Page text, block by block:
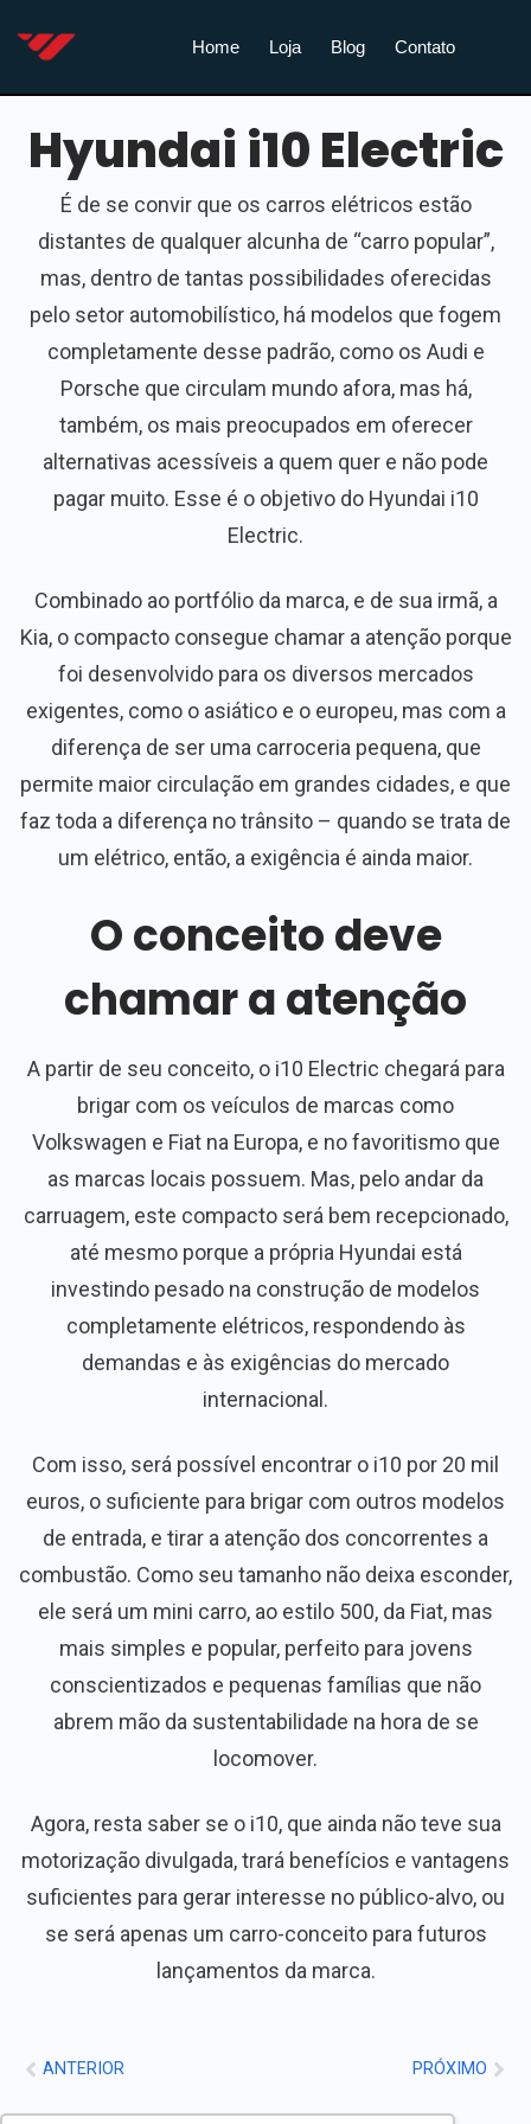
Home Loja Blog Contato
Hyundai i10 Electric
É de se convir que os carros elétricos estão
distantes de qualquer alcunha de “carro popular”,
mas, dentro de tantas possibilidades oferecidas
pelo setor automobilístico, há modelos que fogem
completamente desse padrão, como os Audi e
Porsche que circulam mundo afora, mas há,
também, os mais preocupados em oferecer
alternativas acessíveis a quem quer e não pode
pagar muito. Esse é o objetivo do Hyundai i10
Electric.
Combinado ao portfólio da marca, e de sua irmã, a
Kia, o compacto consegue chamar a atenção porque
foi desenvolvido para os diversos mercados
exigentes, como o asiático e o europeu, mas com a
diferença de ser uma carroceria pequena, que
permite maior circulação em grandes cidades, e que
faz toda a diferença no trânsito – quando se trata de
um elétrico, então, a exigência é ainda maior.
O conceito deve
chamar a atenção
A partir de seu conceito, o i10 Electric chegará para
brigar com os veículos de marcas como
Volkswagen e Fiat na Europa, e no favoritismo que
as marcas locais possuem. Mas, pelo andar da
carruagem, este compacto será bem recepcionado,
até mesmo porque a própria Hyundai está
investindo pesado na construção de modelos
completamente elétricos, respondendo às
demandas e às exigências do mercado
internacional.
Com isso, será possível encontrar o i10 por 20 mil
euros, o suficiente para brigar com outros modelos
de entrada, e tirar a atenção dos concorrentes a
combustão. Como seu tamanho não deixa esconder,
ele será um mini carro, ao estilo 500, da Fiat, mas
mais simples e popular, perfeito para jovens
conscientizados e pequenas famílias que não
abrem mão da sustentabilidade na hora de se
locomover.
Agora, resta saber se o i10, que ainda não teve sua
motorização divulgada, trará benefícios e vantagens
suficientes para gerar interesse no público-alvo, ou
se será apenas um carro-conceito para futuros
lançamentos da marca.
ANTERIOR PRÓXIMO